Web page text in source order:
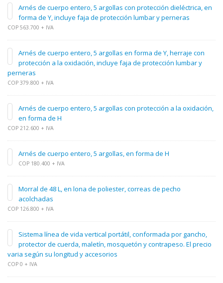
Arnés de cuerpo entero, 5 argollas con protección dieléctrica, en
forma de Y, incluye faja de protección lumbar y perneras
COP 563.700 + IVA
Arnés de cuerpo entero, 5 argollas en forma de Y, herraje con
protección a la oxidación, incluye faja de protección lumbar y
perneras
COP 379.800 + IVA
Arnés de cuerpo entero, 5 argollas con protección a la oxidación,
en forma de H
COP 212.600 + IVA
Arnés de cuerpo entero, 5 argollas, en forma de H
COP 180.400 + IVA
Morral de 48 L, en lona de poliester, correas de pecho
acolchadas
COP 126.800 + IVA
Sistema línea de vida vertical portátil, conformada por gancho,
protector de cuerda, maletín, mosquetón y contrapeso. El precio
varia según su longitud y accesorios
COP 0 + IVA